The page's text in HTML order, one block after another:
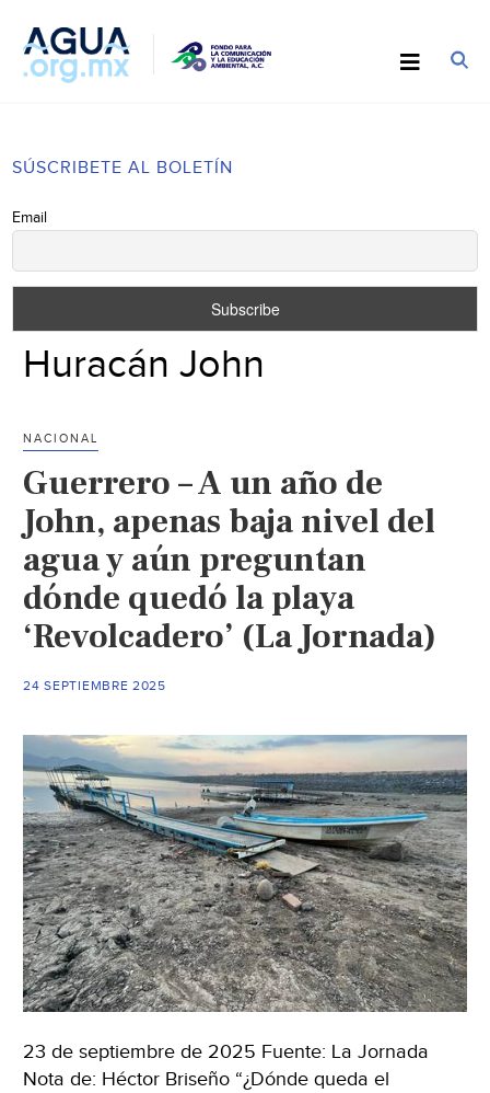
SÚSCRIBETE AL BOLETÍN
Email
Huracán John
NACIONAL
Guerrero – A un año de
John, apenas baja nivel del
agua y aún preguntan
dónde quedó la playa
‘Revolcadero’ (La Jornada)
24 SEPTIEMBRE 2025
23 de septiembre de 2025 Fuente: La Jornada
Nota de: Héctor Briseño “¿Dónde queda el